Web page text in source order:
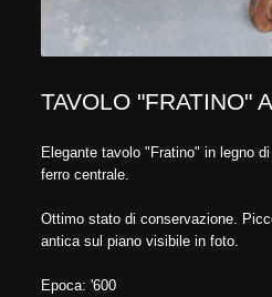
TAVOLO "FRATINO"
Elegante tavolo "Fratino" in legno
ferro centrale.
Ottimo stato di conservazione.
antica sul piano visibile in foto.
Epoca: '600